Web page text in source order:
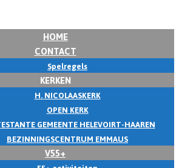
HOME
CONTACT
Spelregels
KERKEN
H. NICOLAASKERK
OPEN KERK
GEMEENTE HELEVOIRT-HAAREN
BEZINNINGSCENTRUM EMMAUS
V55+